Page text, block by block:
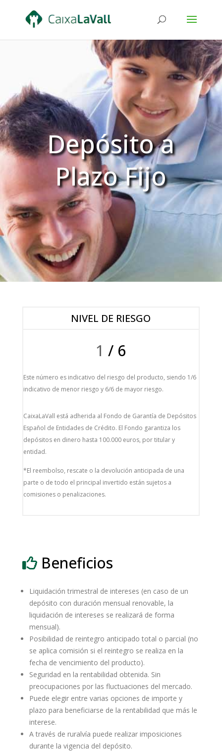
Depósito a
Plazo Fijo
NIVEL DE RIESGO
1 / 6
Este número es indicativo del riesgo del producto, siendo 1/6
indicativo de menor riesgo y 6/6 de mayor riesgo.
CaixaLaVall está adherida al Fondo de Garantía de Depósitos
Español de Entidades de Crédito. El Fondo garantiza los
depósitos en dinero hasta 100.000 euros, por titular y
entidad.
*El reembolso, rescate o la devolución anticipada de una
parte o de todo el principal invertido están sujetos a
comisiones o penalizaciones.
Beneficios
Liquidación trimestral de intereses (en caso de un
depósito con duración mensual renovable, la
liquidación de intereses se realizará de forma
mensual).
Posibilidad de reintegro anticipado total o parcial (no
se aplica comisión si el reintegro se realiza en la
fecha de vencimiento del producto).
Seguridad en la rentabilidad obtenida. Sin
preocupaciones por las fluctuaciones del mercado.
Puede elegir entre varias opciones de importe y
plazo para beneficiarse de la rentabilidad que más le
interese.
A través de ruralvía puede realizar imposiciones
durante la vigencia del depósito.